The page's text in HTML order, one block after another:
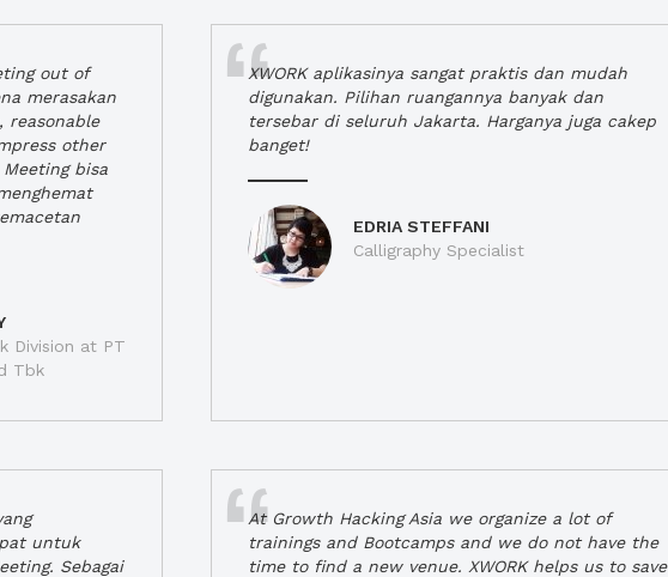
out of
merasakan
reasonable
other
bisa
Division at PT
Tbk
XWORK aplikasinya sangat praktis dan mudah
digunakan. Pilihan ruangannya banyak dan
tersebar di seluruh Jakarta. Harganya juga cakep
banget!
EDRIA STEFFANI
Calligraphy Specialist
untuk
Sebagai
At Growth Hacking Asia we organize a lot of
trainings and Bootcamps and we do not have the
time to find a new venue. XWORK helps us to save